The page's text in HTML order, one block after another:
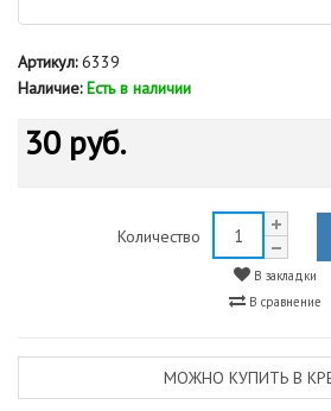
Артикул:6339
Наличие: Есть в наличии
30 руб.
Количество
В закладки
В сравнение
МОЖНО КУПИТЬ В